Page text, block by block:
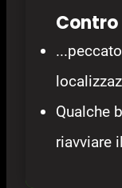
Contro
Qualche
riavviare